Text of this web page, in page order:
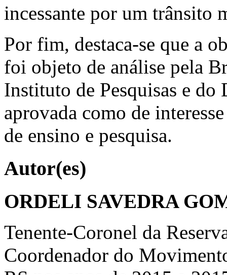
incessante por um trânsito
Por fim, destaca-se que a
foi objeto de análise pela
Instituto de Pesquisas e do
aprovada como de
de ensino e pesquisa.
Autor(es)
ORDELI SAVEDRA
Tenente-Coronel da
Coordenador do